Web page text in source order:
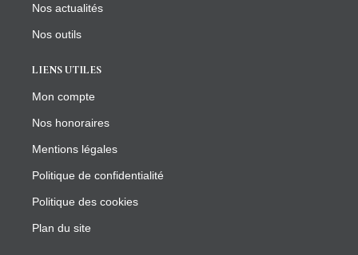
Nos actualités
Nos outils
LIENS UTILES
Mon compte
Nos honoraires
Mentions légales
Politique de confidentialité
Politique des cookies
Plan du site